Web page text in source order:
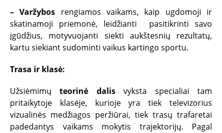
– Varžybos rengiamos vaikams, kaip ugdomoji ir
skatinamoji priemonė, leidžianti pasitikrinti savo
įgūdžius, motyvuojanti siekti aukštesnių rezultatų,
kartu siekiant sudominti vaikus kartingo sportu.
Trasa ir klasė:
Užsiėmimųteorinė dalisvyksta specialiai tam
pritaikytoje klasėje, kurioje yra tiek televizorius
vizualinės medžiagos peržiūrai, tiek trasų trafaretai
padedantys vaikams mokytis trajektorijų. Pagal